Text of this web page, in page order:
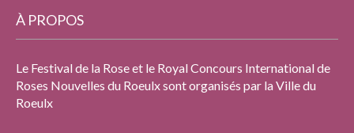
À PROPOS
Le Festival de la Rose et le Royal Concours International de
Roses Nouvelles du Roeulx sont organisés par la Ville du
Roeulx